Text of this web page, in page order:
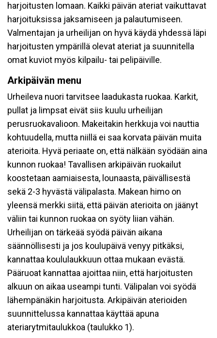
harjoitusten lomaan. Kaikki päivän ateriat vaikuttavat
harjoituksissa jaksamiseen ja palautumiseen.
Valmentajan ja urheilijan on hyvä käydä yhdessä läpi
harjoitusten ympärillä olevat ateriat ja suunnitella
omat kuviot myös kilpailu- tai pelipäiville.
Arkipäivän menu
Urheileva nuori tarvitsee laadukasta ruokaa. Karkit,
pullat ja limpsat eivät siis kuulu urheilijan
perusruokavalioon. Makeitakin herkkuja voi nauttia
kohtuudella, mutta niillä ei saa korvata päivän muita
aterioita. Hyvä periaate on, että nälkään syödään aina
kunnon ruokaa! Tavallisen arkipäivän ruokailut
koostetaan aamiaisesta, lounaasta, päivällisestä
sekä 2-3 hyvästä välipalasta. Makean himo on
yleensä merkki siitä, että päivän aterioita on jäänyt
väliin tai kunnon ruokaa on syöty liian vähän.
Urheilijan on tärkeää syödä päivän aikana
säännöllisesti ja jos koulupäivä venyy pitkäksi,
kannattaa koululaukkuun ottaa mukaan evästä.
Pääruoat kannattaa ajoittaa niin, että harjoitusten
alkuun on aikaa useampi tunti. Välipalan voi syödä
lähempänäkin harjoitusta. Arkipäivän aterioiden
suunnittelussa kannattaa käyttää apuna
ateriarytmitaulukkoa (taulukko 1).